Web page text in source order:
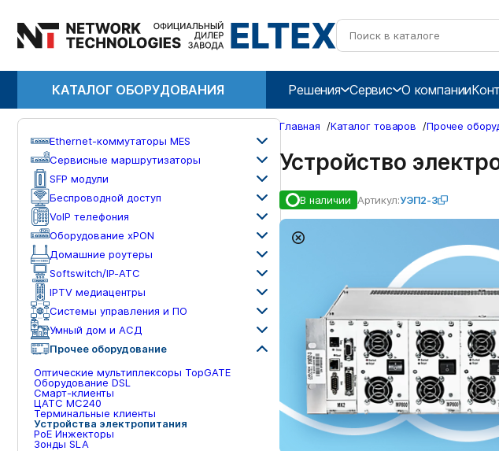
КАТАЛОГ ОБОРУДОВАНИЯ Решения Сервис О компании
Ethernet-коммутаторы MES
Сервисные маршрутизаторы
SFP модули
Беспроводной доступ
VoIP телефония
Оборудование xPON
Домашние роутеры
Softswitch/IP-ATC
IPTV медиацентры
Системы управления и ПО
Умный дом и АСД
Прочее оборудование
Оптические мультиплексоры TopGATE
Оборудование DSL
Смарт-клиенты
ЦАТС МС240
Терминальные клиенты
Устройства электропитания
PoE Инжекторы
Зонды SLA
Главная /Каталог товаров /Прочее
Устройство
В наличии Артикул:УЭП2-3